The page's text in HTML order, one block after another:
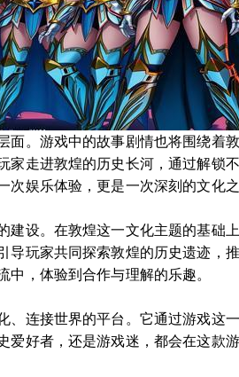
面。游戏中的故事剧情也将围绕着
家走进敦煌的历史长河，通过解锁
娱乐体验，更是一次深刻的文化之
建设。在敦煌这一文化主题的基
导玩家共同探索敦煌的历史遗迹，
，体验到合作与理解的乐趣。
、连接世界的平台。它通过游戏
好者，还是游戏迷，都会在这款